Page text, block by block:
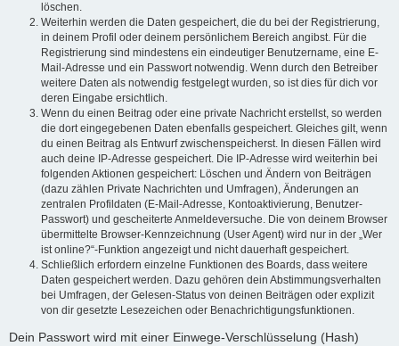
löschen.
Weiterhin werden die Daten gespeichert, die du bei der Registrierung,
in deinem Profil oder deinem persönlichem Bereich angibst. Für die
Registrierung sind mindestens ein eindeutiger Benutzername, eine E-
Mail-Adresse und ein Passwort notwendig. Wenn durch den Betreiber
weitere Daten als notwendig festgelegt wurden, so ist dies für dich vor
deren Eingabe ersichtlich.
Wenn du einen Beitrag oder eine private Nachricht erstellst, so werden
die dort eingegebenen Daten ebenfalls gespeichert. Gleiches gilt, wenn
du einen Beitrag als Entwurf zwischenspeicherst. In diesen Fällen wird
auch deine IP-Adresse gespeichert. Die IP-Adresse wird weiterhin bei
folgenden Aktionen gespeichert: Löschen und Ändern von Beiträgen
(dazu zählen Private Nachrichten und Umfragen), Änderungen an
zentralen Profildaten (E-Mail-Adresse, Kontoaktivierung, Benutzer-
Passwort) und gescheiterte Anmeldeversuche. Die von deinem Browser
übermittelte Browser-Kennzeichnung (User Agent) wird nur in der „Wer
ist online?“-Funktion angezeigt und nicht dauerhaft gespeichert.
Schließlich erfordern einzelne Funktionen des Boards, dass weitere
Daten gespeichert werden. Dazu gehören dein Abstimmungsverhalten
bei Umfragen, der Gelesen-Status von deinen Beiträgen oder explizit
von dir gesetzte Lesezeichen oder Benachrichtigungsfunktionen.
Dein Passwort wird mit einer Einwege-Verschlüsselung (Hash)